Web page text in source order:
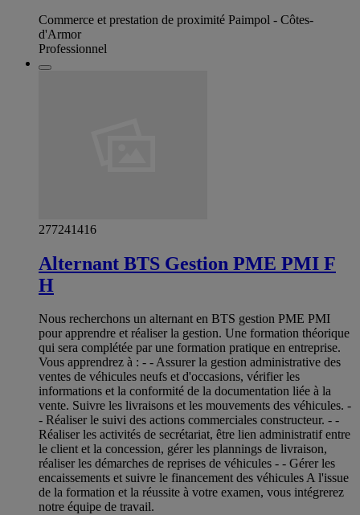
Commerce et prestation de proximité Paimpol - Côtes-
d'Armor
Professionnel
277241416
Alternant BTS Gestion PME PMI F
H
Nous recherchons un alternant en BTS gestion PME PMI
pour apprendre et réaliser la gestion. Une formation théorique
qui sera complétée par une formation pratique en entreprise.
Vous apprendrez à : - - Assurer la gestion administrative des
ventes de véhicules neufs et d'occasions, vérifier les
informations et la conformité de la documentation liée à la
vente. Suivre les livraisons et les mouvements des véhicules. -
- Réaliser le suivi des actions commerciales constructeur. - -
Réaliser les activités de secrétariat, être lien administratif entre
le client et la concession, gérer les plannings de livraison,
réaliser les démarches de reprises de véhicules - - Gérer les
encaissements et suivre le financement des véhicules A l'issue
de la formation et la réussite à votre examen, vous intégrerez
notre équipe de travail.